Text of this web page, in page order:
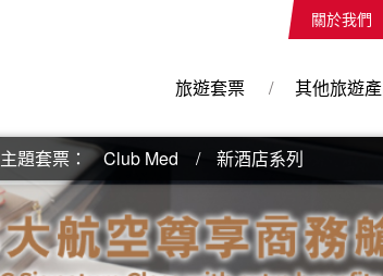
關於我們
旅遊套票 其他旅遊
主題套票： Club Med 新酒店系列